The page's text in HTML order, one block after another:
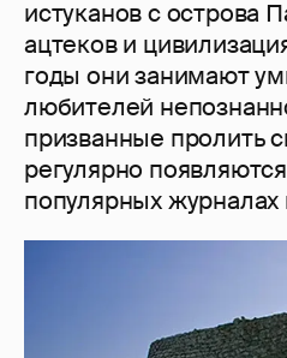
истуканов с острова
ацтеков и
годы они занимают
любителей
призванные пролить
регулярно
популярных журналах